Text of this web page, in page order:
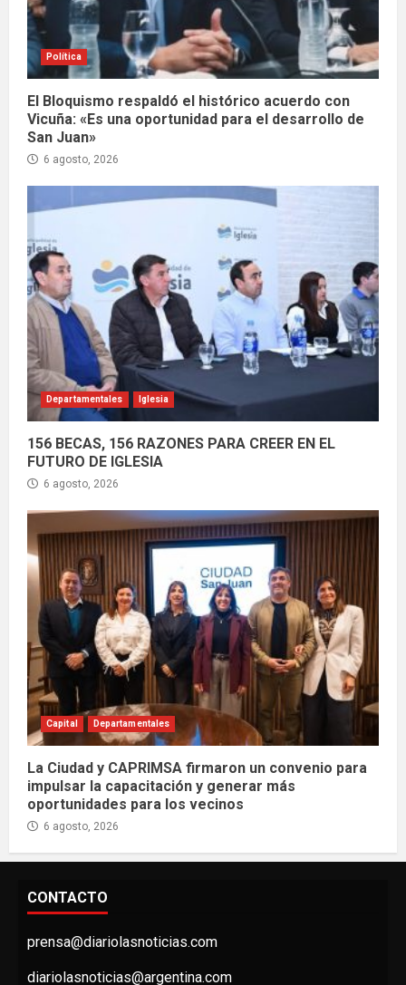
Política
El Bloquismo respaldó el histórico acuerdo con
Vicuña: «Es una oportunidad para el desarrollo de
San Juan»
6 agosto, 2026
Departamentales Iglesia
156 BECAS, 156 RAZONES PARA CREER EN EL
FUTURO DE IGLESIA
6 agosto, 2026
Capital Departamentales
La Ciudad y CAPRIMSA firmaron un convenio para
impulsar la capacitación y generar más
oportunidades para los vecinos
6 agosto, 2026
CONTACTO
prensa@diariolasnoticias.com
diariolasnoticias@argentina.com